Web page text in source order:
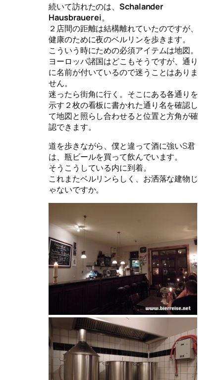
続いて訪れたのは、Schalander
Hausbrauerei。
２店間の距離は結構離れていたのですが、
健康のために夜のベルリンを歩きます。
こういう時にための必須アイテムは地図。
ヨーロッパ諸国はどこもそうですが、通り
に名前が付いているので迷うことはありま
せん。
迷ったら街角に行く。そこにある各通りを
示す２枚の看板に書かれた通り名を確認し
て地図と照らし合わせると位置と方角が確
認できます。
道を歩きながら、僕と違って酒に強いS君
は、瓶ビールを買って飲んでいます。
そうこうしている内に到着。
これまたベルリンらしく、お洒落な建物じ
ゃないですか。